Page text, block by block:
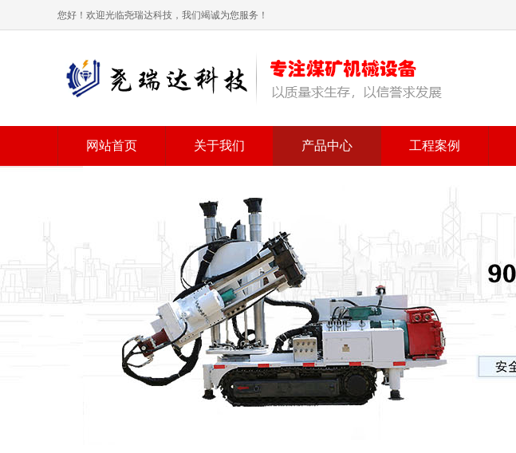
您好！欢迎光临尧瑞达科技，我们竭诚为您服务！
网站首页 关于我们 产品中心 工程案例